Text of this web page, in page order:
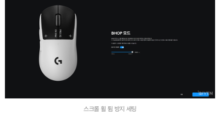
스크롤 휠 튐 방지 세팅